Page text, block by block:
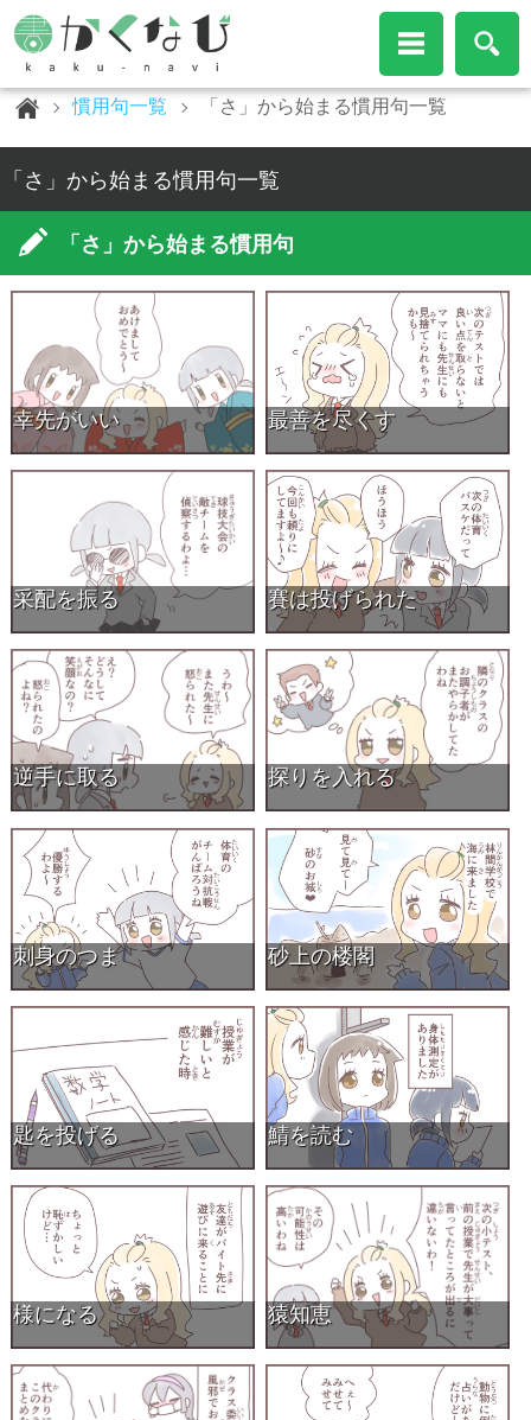
慣用句一覧 「さ」から始まる慣用句一覧
「さ」から始まる慣用句一覧
「さ」から始まる慣用句
幸先がいい 最善を尽くす
采配を振る 賽は投げられた
逆手に取る 探りを入れる
刺身のつま 砂上の楼閣
匙を投げる 鯖を読む
様になる 猿知恵